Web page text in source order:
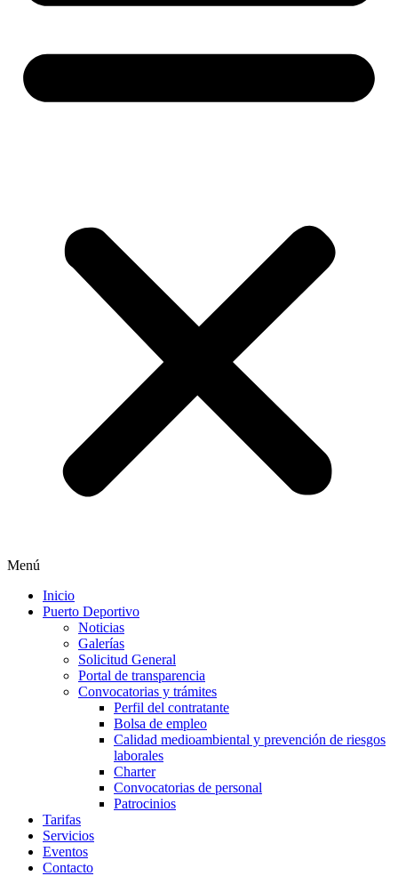
Menú
Inicio
Puerto Deportivo
Noticias
Galerías
Solicitud General
Portal de transparencia
Convocatorias y trámites
Perfil del contratante
Bolsa de empleo
Calidad medioambiental y prevención de riesgos
laborales
Charter
Convocatorias de personal
Patrocinios
Tarifas
Servicios
Eventos
Contacto